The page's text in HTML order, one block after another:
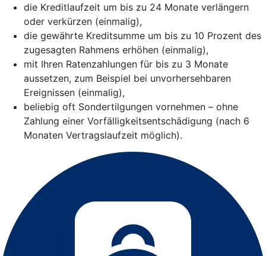
die Kreditlaufzeit um bis zu 24 Monate verlängern
oder verkürzen (einmalig),
die gewährte Kreditsumme um bis zu 10 Prozent des
zugesagten Rahmens erhöhen (einmalig),
mit Ihren Ratenzahlungen für bis zu 3 Monate
aussetzen, zum Beispiel bei unvorhersehbaren
Ereignissen (einmalig),
beliebig oft Sondertilgungen vornehmen – ohne
Zahlung einer Vorfälligkeitsentschädigung (nach 6
Monaten Vertragslaufzeit möglich).